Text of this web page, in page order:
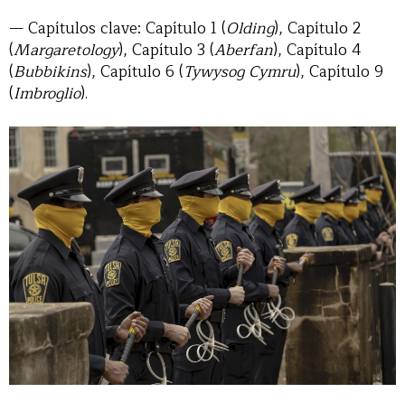
— Capítulos clave: Capítulo 1 (Olding), Capítulo 2
(Margaretology), Capítulo 3 (Aberfan), Capítulo 4
(Bubbikins), Capítulo 6 (Tywysog Cymru), Capítulo 9
(Imbroglio).